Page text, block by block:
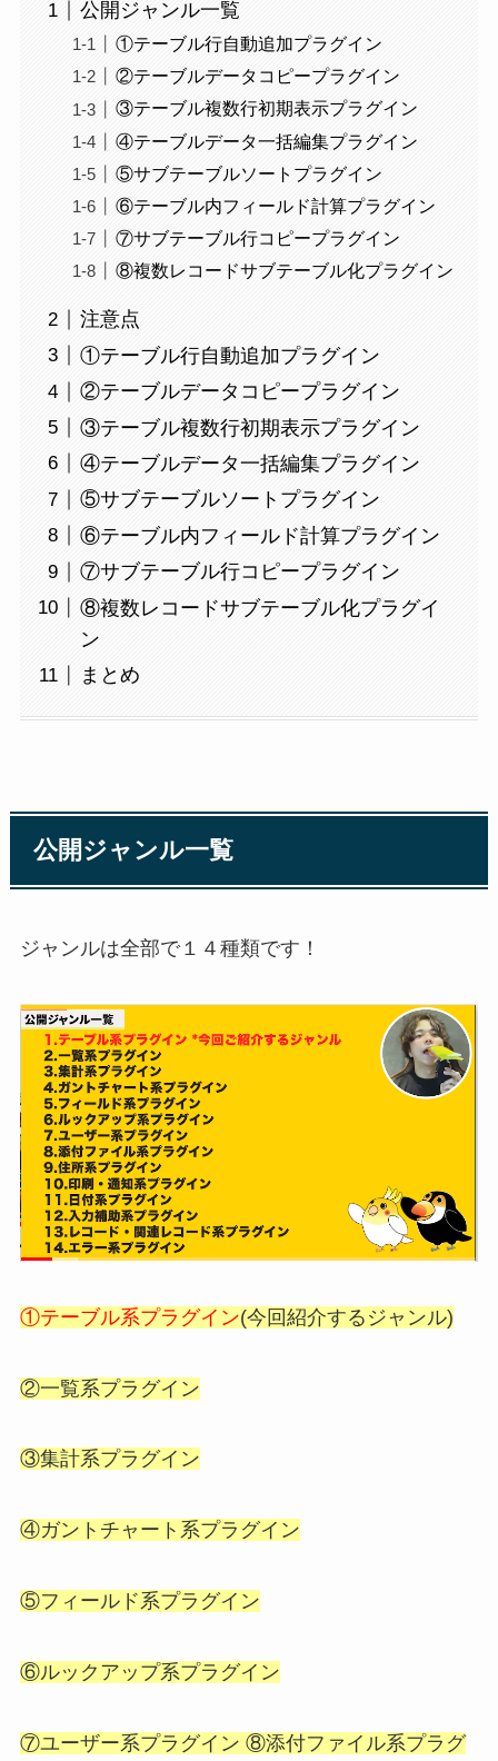
公開ジャンル一覧
①テーブル行自動追加プラグイン
②テーブルデータコピープラグイン
③テーブル複数行初期表示プラグイン
④テーブルデータ一括編集プラグイン
⑤サブテーブルソートプラグイン
⑥テーブル内フィールド計算プラグイン
⑦サブテーブル行コピープラグイン
⑧複数レコードサブテーブル化プラグイン
注意点
①テーブル行自動追加プラグイン
②テーブルデータコピープラグイン
③テーブル複数行初期表示プラグイン
④テーブルデータ一括編集プラグイン
⑤サブテーブルソートプラグイン
⑥テーブル内フィールド計算プラグイン
⑦サブテーブル行コピープラグイン
⑧複数レコードサブテーブル化プラグイ
ン
まとめ
公開ジャンル一覧
ジャンルは全部で１４種類です！
①テーブル系プラグイン(今回紹介するジャンル)
②一覧系プラグイン
③集計系プラグイン
④ガントチャート系プラグイン
⑤フィールド系プラグイン
⑥ルックアップ系プラグイン
⑦ユーザー系プラグイン ⑧添付ファイル系プラグ